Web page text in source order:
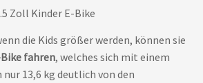
Zoll Kinder E-Bike
die Kids größer werden, können sie
fahren, welches sich mit einem
13,6 kg deutlich von den